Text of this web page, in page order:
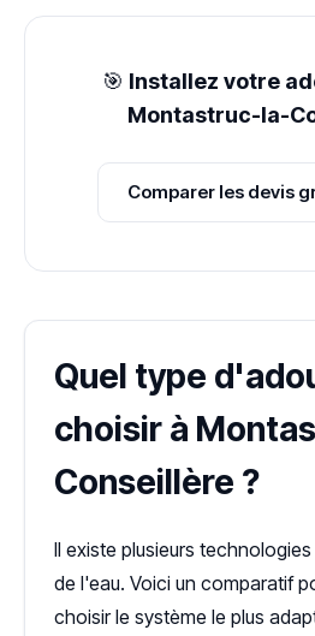
🎯 Installez votre
Montastruc-la-
Comparer les devis
Quel type
choisir à
Conseillère ?
Il existe plusieurs
de l'eau. Voici un comparatif
choisir le système le plus